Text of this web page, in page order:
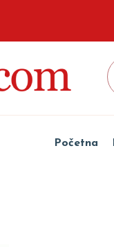
Početna